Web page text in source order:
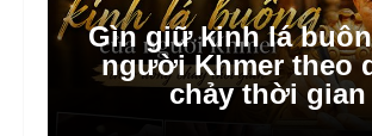
Hà Nội dồn lực triển
phường xã hội chủ